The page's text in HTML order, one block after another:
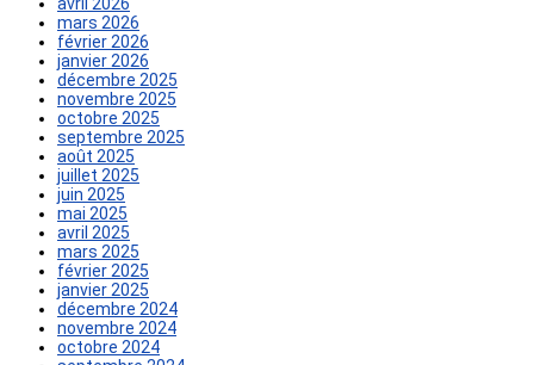
avril 2026
mars 2026
février 2026
janvier 2026
décembre 2025
novembre 2025
octobre 2025
septembre 2025
août 2025
juillet 2025
juin 2025
mai 2025
avril 2025
mars 2025
février 2025
janvier 2025
décembre 2024
novembre 2024
octobre 2024